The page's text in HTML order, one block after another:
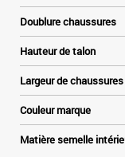
Doublure chaussures
Hauteur de talon
Largeur de chaussures
Couleur marque
Matière semelle